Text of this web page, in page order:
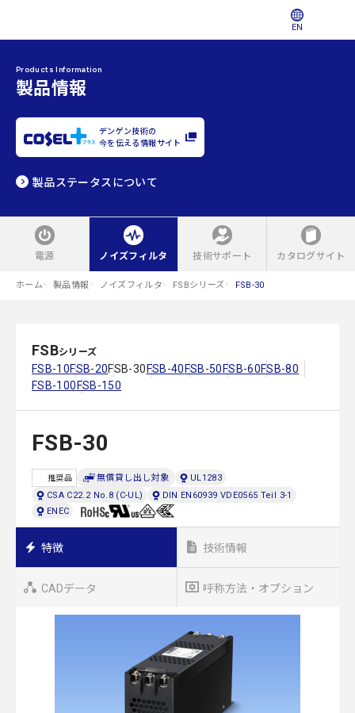
EN
Products Information
製品情報
デンゲン技術の
今を伝える情報サイト
製品ステータスについて
電源 ノイズフィルタ 技術サポート カタログサイト
ホーム 製品情報 ノイズフィルタ FSBシリーズ FSB-30
FSBシリーズ
FSB-10FSB-20FSB-30 FSB-40 FSB-50 FSB-60FSB-80
FSB-100 FSB-150
FSB-30
推奨品 無償貸し出し対象
UL1283
CSA C22.2 No.8 (C-UL)
DIN EN60939 VDE0565 Teil 3-1
ENEC
特徴 技術情報
CADデータ 呼称方法・オプション